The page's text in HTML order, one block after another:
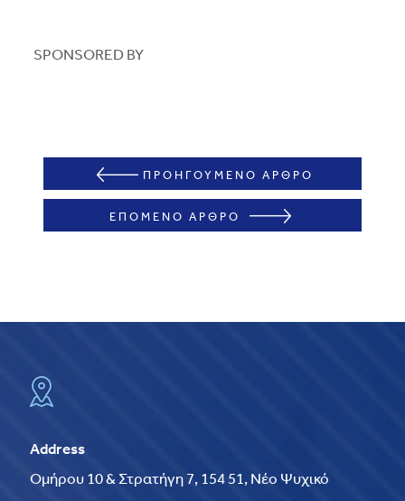
SPONSORED BY
ΠΡΟΗΓΟΥΜΕΝΟ ΑΡΘΡΟ
ΕΠΟΜΕΝΟ ΑΡΘΡΟ
Address
Ομήρου 10 & Στρατήγη 7, 154 51, Νέο Ψυχικό